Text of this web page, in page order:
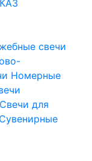
свечи
Номерные
Свечи для
Сувенирные